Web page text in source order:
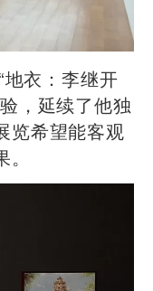
衣：李继开
，延续了他独
览希望能客观